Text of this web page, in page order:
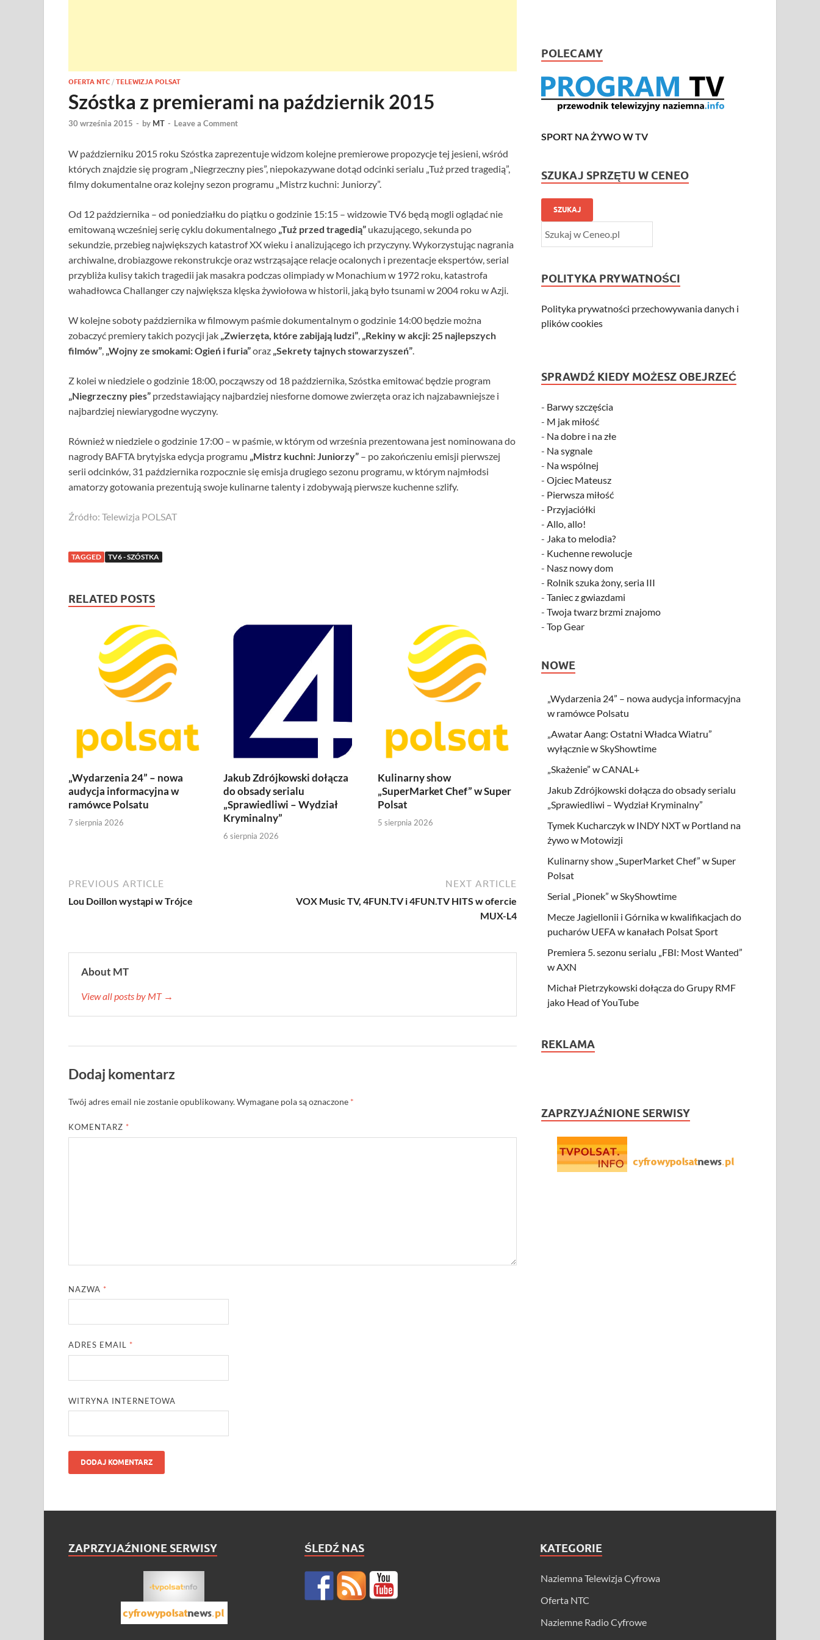
OFERTA NTC / TELEWIZJA POLSAT
Szóstka z premierami na październik 2015
30 września 2015 - by MT - Leave a Comment
W październiku 2015 roku Szóstka zaprezentuje widzom kolejne premierowe propozycje tej jesieni, wśród
których znajdzie się program „Niegrzeczny pies”, niepokazywane dotąd odcinki serialu „Tuż przed tragedią”,
filmy dokumentalne oraz kolejny sezon programu „Mistrz kuchni: Juniorzy”.
Od 12 października – od poniedziałku do piątku o godzinie 15:15 – widzowie TV6 będą mogli oglądać nie
emitowaną wcześniej serię cyklu dokumentalnego „Tuż przed tragedią” ukazującego, sekunda po
sekundzie, przebieg największych katastrof XX wieku i analizującego ich przyczyny. Wykorzystując nagrania
archiwalne, drobiazgowe rekonstrukcje oraz wstrząsające relacje ocalonych i prezentacje ekspertów, serial
przybliża kulisy takich tragedii jak masakra podczas olimpiady w Monachium w 1972 roku, katastrofa
wahadłowca Challanger czy największa klęska żywiołowa w historii, jaką było tsunami w 2004 roku w Azji.
W kolejne soboty października w filmowym paśmie dokumentalnym o godzinie 14:00 będzie można
zobaczyć premiery takich pozycji jak „Zwierzęta, które zabijają ludzi”, „Rekiny w akcji: 25 najlepszych
filmów”, „Wojny ze smokami: Ogień i furia”oraz „Sekrety tajnych stowarzyszeń”.
Z kolei w niedziele o godzinie 18:00, począwszy od 18 października, Szóstka emitować będzie program
„Niegrzeczny pies” przedstawiający najbardziej niesforne domowe zwierzęta oraz ich najzabawniejsze i
najbardziej niewiarygodne wyczyny.
Również w niedziele o godzinie 17:00 – w paśmie, w którym od września prezentowana jest nominowana do
nagrody BAFTA brytyjska edycja programu „Mistrz kuchni: Juniorzy” – po zakończeniu emisji pierwszej
serii odcinków, 31 października rozpocznie się emisja drugiego sezonu programu, w którym najmłodsi
amatorzy gotowania prezentują swoje kulinarne talenty i zdobywają pierwsze kuchenne szlify.
Źródło: Telewizja POLSAT
TAGGED TV6 - SZÓSTKA
RELATED POSTS
„Wydarzenia 24” – nowa
audycja informacyjna w
ramówce Polsatu
7 sierpnia 2026
Jakub Zdrójkowski dołącza
do obsady serialu
„Sprawiedliwi – Wydział
Kryminalny”
6 sierpnia 2026
Kulinarny show
„SuperMarket Chef” w Super
Polsat
5 sierpnia 2026
PREVIOUS ARTICLE
Lou Doillon wystąpi w Trójce
NEXT ARTICLE
VOX Music TV, 4FUN.TV i 4FUN.TV HITS w ofercie
MUX-L4
About MT
View all posts by MT →
Dodaj komentarz
Twój adres email nie zostanie opublikowany.Wymagane pola są oznaczone *
KOMENTARZ *
NAZWA *
ADRES EMAIL *
WITRYNA INTERNETOWA
POLECAMY
SPORT NA ŻYWO W TV
SZUKAJ SPRZĘTU W CENEO
SZUKAJ
POLITYKA PRYWATNOŚCI
Polityka prywatności przechowywania danych i
plików cookies
SPRAWDŹ KIEDY MOŻESZ OBEJRZEĆ
- Barwy szczęścia
- M jak miłość
- Na dobre i na złe
- Na sygnale
- Na wspólnej
-Ojciec Mateusz
- Pierwsza miłość
- Przyjaciółki
-Allo, allo!
- Jaka to melodia?
- Kuchenne rewolucje
- Nasz nowy dom
- Rolnik szuka żony, seria III
-Taniec z gwiazdami
-Twoja twarz brzmi znajomo
-Top Gear
NOWE
„Wydarzenia 24” – nowa audycja informacyjna
w ramówce Polsatu
„Awatar Aang: Ostatni Władca Wiatru”
wyłącznie w SkyShowtime
„Skażenie” w CANAL+
Jakub Zdrójkowski dołącza do obsady serialu
„Sprawiedliwi – Wydział Kryminalny”
Tymek Kucharczyk w INDY NXT w Portland na
żywo w Motowizji
Kulinarny show „SuperMarket Chef” w Super
Polsat
Serial „Pionek” w SkyShowtime
Mecze Jagiellonii i Górnika w kwalifikacjach do
pucharów UEFA w kanałach Polsat Sport
Premiera 5. sezonu serialu „FBI: Most Wanted”
w AXN
Michał Pietrzykowski dołącza do Grupy RMF
jako Head of YouTube
REKLAMA
ZAPRZYJAŹNIONE SERWISY
ZAPRZYJAŹNIONE SERWISY ŚLEDŹ NAS KATEGORIE
Naziemna Telewizja Cyfrowa
Oferta NTC
Naziemne Radio Cyfrowe